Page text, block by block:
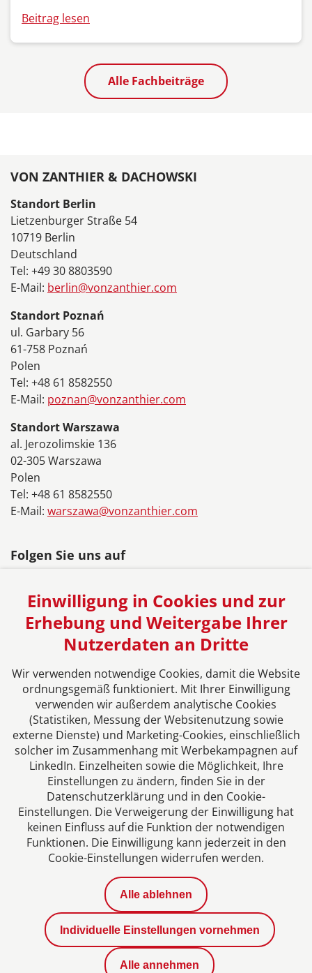
Beitrag lesen
Alle Fachbeiträge
VON ZANTHIER & DACHOWSKI
Standort Berlin
Lietzenburger Straße 54
10719 Berlin
Deutschland
Tel: +49 30 8803590
E-Mail: berlin@vonzanthier.com
Standort Poznań
ul. Garbary 56
61-758 Poznań
Polen
Tel: +48 61 8582550
E-Mail: poznan@vonzanthier.com
Standort Warszawa
al. Jerozolimskie 136
02-305 Warszawa
Polen
Tel: +48 61 8582550
E-Mail: warszawa@vonzanthier.com
Folgen Sie uns auf
Das europäische Kanzlei-Netzwerk
Impressum
Datenschutzerklärung
Aktuelles
Einwilligung in Cookies und zur
Erhebung und Weitergabe Ihrer
Nutzerdaten an Dritte
Wir verwenden notwendige Cookies, damit die Website
ordnungsgemäß funktioniert. Mit Ihrer Einwilligung
verwenden wir außerdem analytische Cookies
(Statistiken, Messung der Websitenutzung sowie
externe Dienste) und Marketing-Cookies, einschließlich
solcher im Zusammenhang mit Werbekampagnen auf
LinkedIn. Einzelheiten sowie die Möglichkeit, Ihre
Einstellungen zu ändern, finden Sie in der
Datenschutzerklärung und in den Cookie-
Einstellungen. Die Verweigerung der Einwilligung hat
keinen Einfluss auf die Funktion der notwendigen
Funktionen. Die Einwilligung kann jederzeit in den
Cookie-Einstellungen widerrufen werden.
Alle ablehnen
Individuelle Einstellungen vornehmen
Alle annehmen